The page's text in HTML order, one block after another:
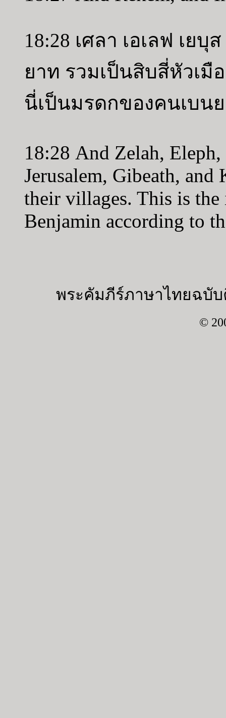
18:28 เศลา เอเลฟ เย
ยาท รวมเป็นสิบสี่หัวเมื
นี่เป็นมรดกของคนเบน
18:28 And Zelah,
Jerusalem, Gibeath,
their villages. This is
Benjamin according to
พระคัมภีร์ภาษาไทยฉบับ
©